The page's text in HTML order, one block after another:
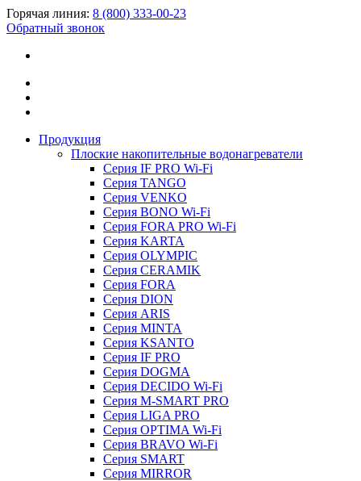
Горячая линия: 8 (800) 333-00-23
Обратный звонок
Продукция
Плоские накопительные водонагреватели
Серия IF PRO Wi-Fi
Серия TANGO
Серия VENKO
Серия BONO Wi-Fi
Серия FORA PRO Wi-Fi
Серия KARTA
Серия OLYMPIC
Серия CERAMIK
Серия FORA
Серия DION
Серия ARIS
Серия MINTA
Серия KSANTO
Серия IF PRO
Серия DOGMA
Серия DECIDO Wi-Fi
Серия M-SMART PRO
Серия LIGA PRO
Серия OPTIMA Wi-Fi
Серия BRAVO Wi-Fi
Серия SMART
Серия MIRROR